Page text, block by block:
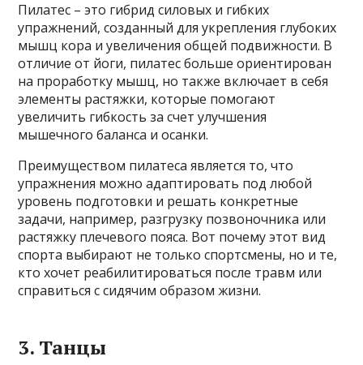
Пилатес – это гибрид силовых и гибких
упражнений, созданный для укрепления глубоких
мышц кора и увеличения общей подвижности. В
отличие от йоги, пилатес больше ориентирован
на проработку мышц, но также включает в себя
элементы растяжки, которые помогают
увеличить гибкость за счет улучшения
мышечного баланса и осанки.
Преимуществом пилатеса является то, что
упражнения можно адаптировать под любой
уровень подготовки и решать конкретные
задачи, например, разгрузку позвоночника или
растяжку плечевого пояса. Вот почему этот вид
спорта выбирают не только спортсмены, но и те,
кто хочет реабилитироваться после травм или
справиться с сидячим образом жизни.
3. Танцы